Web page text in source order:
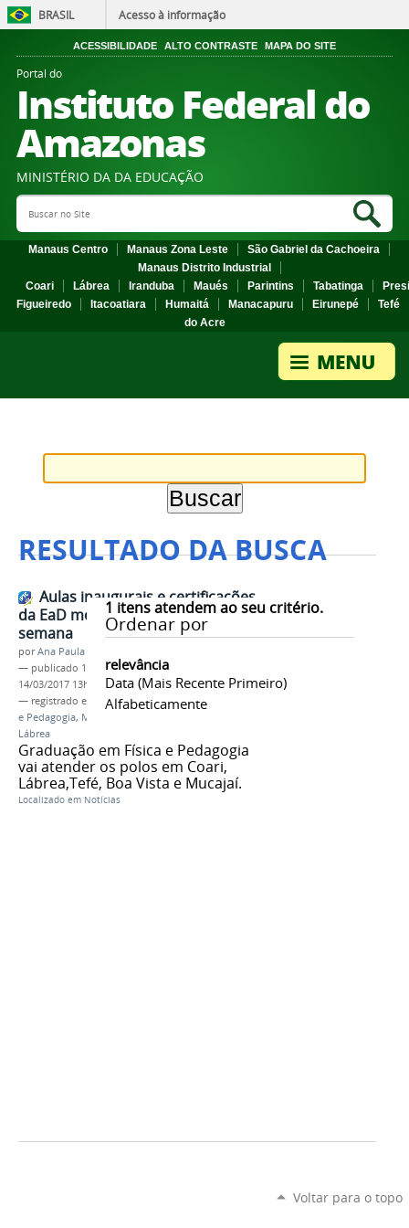
BRASIL Acesso à informação
ACESSIBILIDADE ALTO CONTRASTE MAPA DO SITE
Portal do
Instituto Federal do
Amazonas
MINISTÉRIO DA DA EDUCAÇÃO
Search Site
Manaus Centro Manaus Zona Leste
São Gabriel da Cachoeira
Manaus Distrito Industrial
Coari
Lábrea Iranduba Maués Parintins Tabatinga
Figueiredo
Itacoatiara Humaitá Manacapuru Eirunepé
Tefé
do Acre
RESULTADO DA BUSCA
1 itens atendem ao seu critério.
Ordenar por
relevância
Data (mais Recente Primeiro)
Alfabeticamente
Aulas inaugurais e certificações
da EaD movimentam fim de
semana
porAna Paula Batista
— publicado 13/03/2017—última modificação
14/03/2017 13h30
— registrado em:
EaD,PROEN,Licenciaturas Física
e Pedagogia, Mucajaí
Lábrea
Graduação em Física e Pedagogia
vai atender os polos em Coari,
Lábrea,Tefé, Boa Vista e Mucajaí.
Localizado em Notícias
Voltar para o topo